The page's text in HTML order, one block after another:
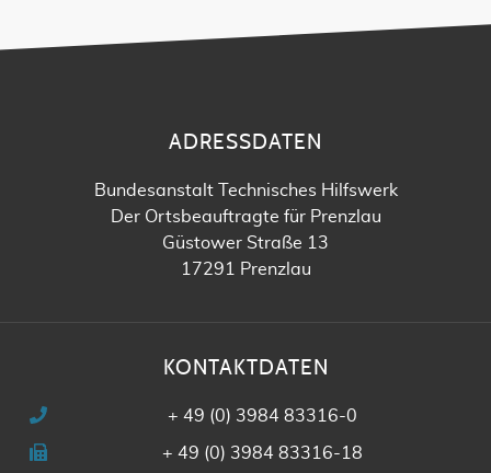
ADRESSDATEN
Bundesanstalt Technisches Hilfswerk
Der Ortsbeauftragte für Prenzlau
Güstower Straße 13
17291 Prenzlau
KONTAKTDATEN
+ 49 (0) 3984 83316-0
+ 49 (0) 3984 83316-18